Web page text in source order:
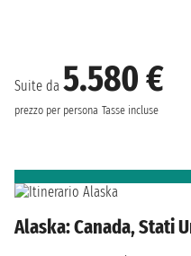
Suite da 5.580 €
prezzo per persona Tasse incluse
Alaska: Canada, Stati